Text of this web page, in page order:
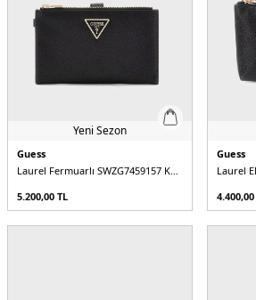
Yeni Sezon
Guess
Laurel Fermuarlı SWZG7459157 Kadın Cüzdan
5.200,00 TL
Guess
4.400,00